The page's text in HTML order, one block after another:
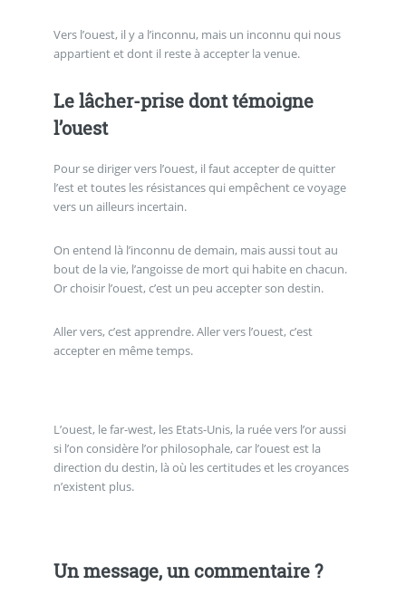
Vers l’ouest, il y a l’inconnu, mais un inconnu qui nous
appartient et dont il reste à accepter la venue.
Le lâcher-prise dont témoigne
l’ouest
Pour se diriger vers l’ouest, il faut accepter de quitter
l’est et toutes les résistances qui empêchent ce voyage
vers un ailleurs incertain.
On entend là l’inconnu de demain, mais aussi tout au
bout de la vie, l’angoisse de mort qui habite en chacun.
Or choisir l’ouest, c’est un peu accepter son destin.
Aller vers, c’est apprendre. Aller vers l’ouest, c’est
accepter en même temps.
L’ouest, le far-west, les Etats-Unis, la ruée vers l’or aussi
si l’on considère l’or philosophale, car l’ouest est la
direction du destin, là où les certitudes et les croyances
n’existent plus.
Un message, un commentaire ?